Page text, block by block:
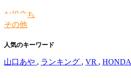
お役立ち
その他
人気のキーワード
山口あや , ランキング , VR , HONDA